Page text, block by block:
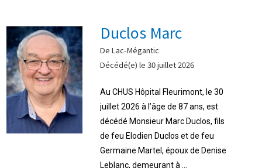
Duclos Marc
De Lac-Mégantic
Décédé(e) le 30 juillet 2026
Au CHUS Hôpital Fleurimont, le 30
juillet 2026 à l’âge de 87 ans, est
décédé Monsieur Marc Duclos, fils
de feu Elodien Duclos et de feu
Germaine Martel, époux de Denise
Leblanc, demeurant à ...